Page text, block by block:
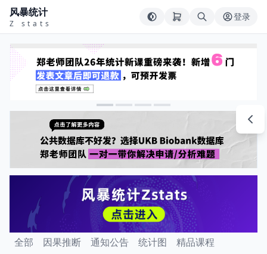
风暴统计
Z stats
登录
全部 因果推断 通知公告 统计图
精品课程